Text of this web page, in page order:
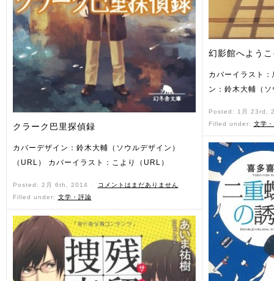
クラーク巴里探偵録
カバーデザイン：鈴木大輔（ソウルデザイン）
（URL） カバーイラスト：こより（URL）
Posted: 2月 6th, 2014 ˑ
コメントはまだありません
Filled under: 文学・評論
幻影館へよう
カバーイラスト
ン：鈴木大輔（
Posted: 1月 23rd,
Filled under: 文学